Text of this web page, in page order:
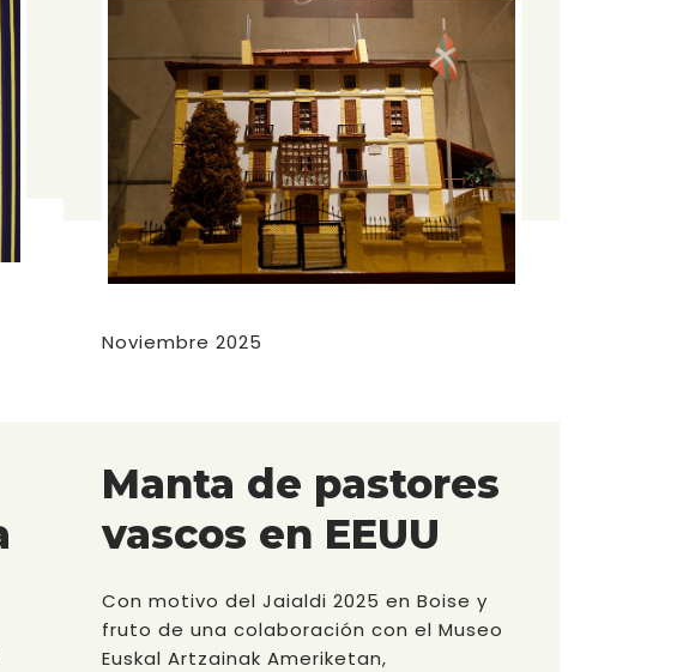
Noviembre 2025
Manta de pastores
vascos en EEUU
Con motivo del Jaialdi 2025 en Boise y
fruto de una colaboración con el Museo
Euskal Artzainak Ameriketan,